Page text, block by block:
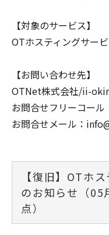
【対象のサービス】
OTホスティングサー
【お問い合わせ先】
OTNet株式会社/ii-
お問合せフリーコー
お問合せメール：
【復旧】OTホ
のお知らせ（
点）